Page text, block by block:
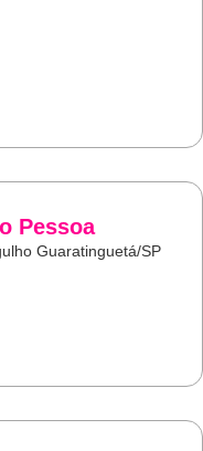
Pessoa
Guaratinguetá/SP